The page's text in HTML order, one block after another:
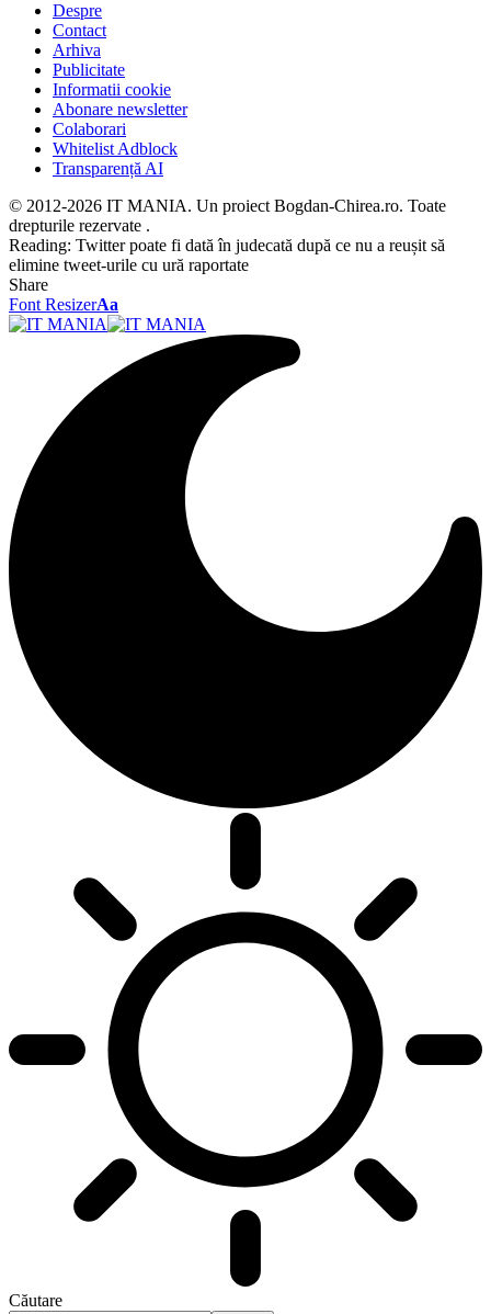
Despre
Contact
Arhiva
Publicitate
Informatii cookie
Abonare newsletter
Colaborari
Whitelist Adblock
Transparență AI
© 2012-2026 IT MANIA. Un proiect Bogdan-Chirea.ro. Toate
drepturile rezervate .
Reading: Twitter poate fi dată în judecată după ce nu a reușit să
elimine tweet-urile cu ură raportate
Share
Font ResizerAa
Căutare